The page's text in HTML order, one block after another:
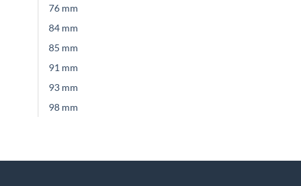
76 mm
84 mm
85 mm
91 mm
93 mm
98 mm